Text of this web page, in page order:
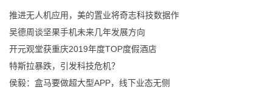
推进无人机应用，美的置业将奇志科技数据作
吴德周谈坚果手机未来几年发展方向
开元观堂获重庆2019年度TOP度假酒店
特斯拉暴跌，引发科技危机？
侯毅：盒马要做超大型APP，线下业态无侧